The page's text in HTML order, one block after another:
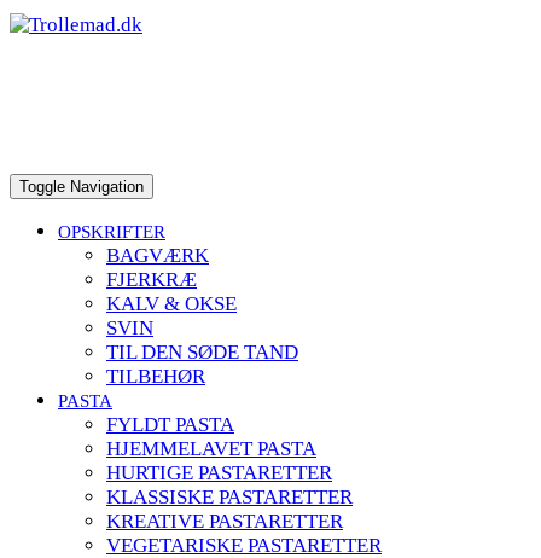
content
Toggle Navigation
OPSKRIFTER
BAGVÆRK
FJERKRÆ
KALV & OKSE
SVIN
TIL DEN SØDE TAND
TILBEHØR
PASTA
FYLDT PASTA
HJEMMELAVET PASTA
HURTIGE PASTARETTER
KLASSISKE PASTARETTER
KREATIVE PASTARETTER
VEGETARISKE PASTARETTER